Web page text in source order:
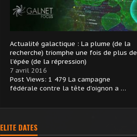
Actualité galactique : La plume (de la
recherche) triomphe une fois de plus de
l’épée (de la répression)
7 avril 2016
Post Views: 1 479 La campagne
fédérale contre la tête d’oignon a …
ELITE DATES